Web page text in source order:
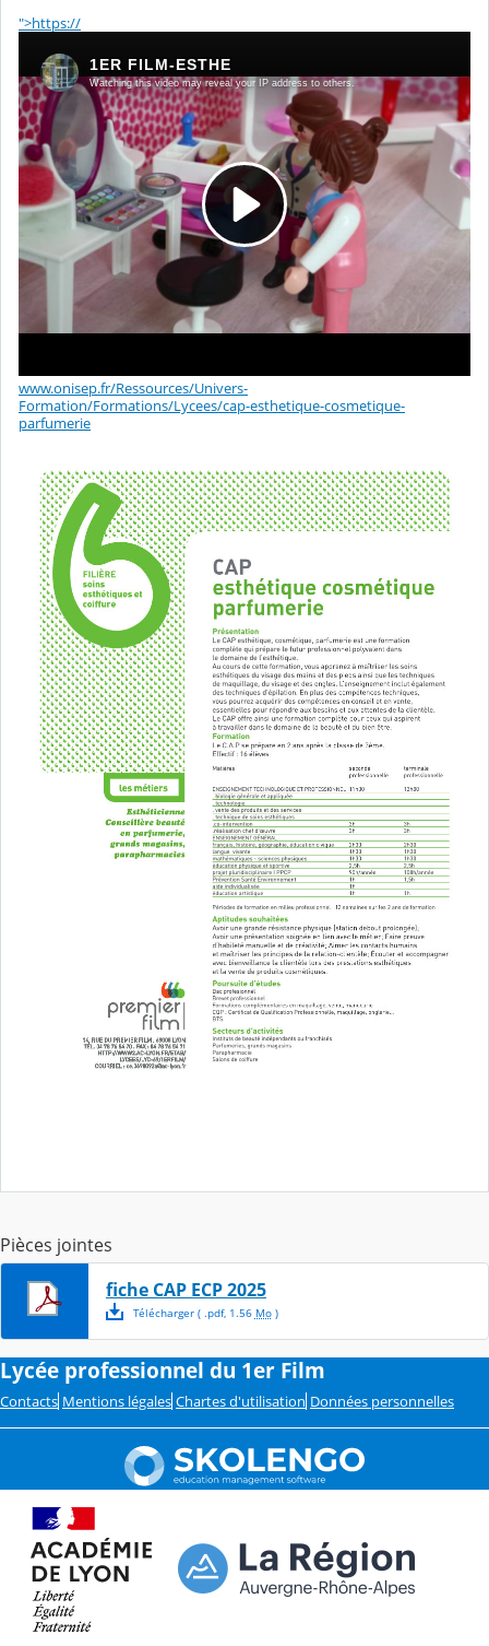
">https://
www.onisep.fr/Ressources/Univers-
Formation/Formations/Lycees/cap-esthetique-cosmetique-
parfumerie
Pièces jointes
fiche CAP ECP 2025
Télécharger( .pdf, 1.56 Mo)
Lycée professionnel du 1er Film
Contacts Mentions légales Chartes d'utilisation Données personnelles